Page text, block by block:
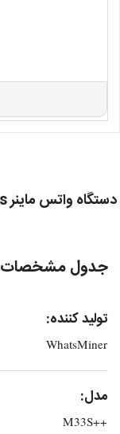
دستگاه واتس ماینر M33S++ 240TH/s
جدول مشخصات
تولید کننده:
WhatsMiner
مدل:
++M33S